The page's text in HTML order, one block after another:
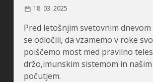
18. 03. 2025
Pred letošnjim svetovnim dnevom
se odločili, da vzamemo v roke
poiščemo most med pravilno
držo,imunskim sistemom in
počutjem.